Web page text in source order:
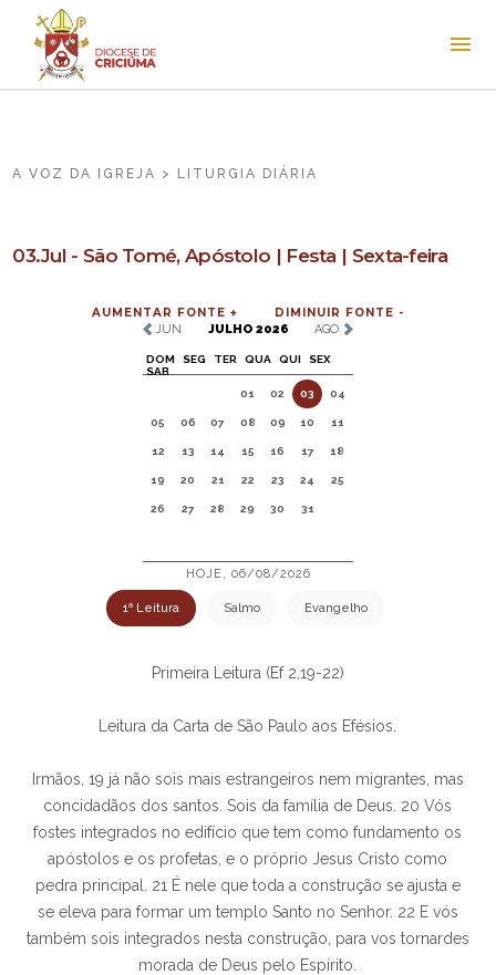
A VOZ DA IGREJA > LITURGIA DIÁRIA
03.Jul - São Tomé, Apóstolo | Festa | Sexta-feira
AUMENTAR FONTE +
DIMINUIR FONTE -
JUN
JULHO 2026 AGO
DOM SEG TER QUA QUI
SEX
SAB
01
02 03 04
05 06 07 08 09 10 11
12 13 14 15 16 17 18
19 20 21 22 23 24 25
26 27 28 29 30 31
HOJE, 06/08/2026
1ª Leitura Salmo Evangelho
Primeira Leitura (Ef 2,19-22)
Leitura da Carta de São Paulo aos Efésios.
Irmãos, 19 já não sois mais estrangeiros nem migrantes, mas
concidadãos dos santos. Sois da família de Deus. 20 Vós
fostes integrados no edifício que tem como fundamento os
apóstolos e os profetas, e o próprio Jesus Cristo como
pedra principal. 21 É nele que toda a construção se ajusta e
se eleva para formar um templo Santo no Senhor. 22 E vós
também sois integrados nesta construção, para vos tornardes
morada de Deus pelo Espírito.